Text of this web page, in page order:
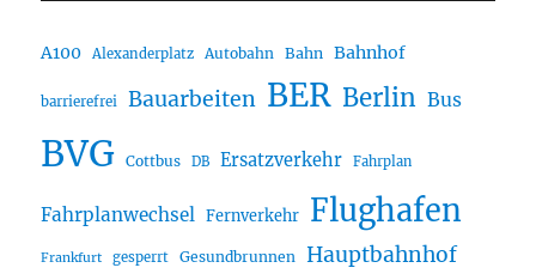
A100 Alexanderplatz Autobahn Bahn Bahnhof
barrierefrei Bauarbeiten BER Berlin Bus
BVG Cottbus DB Ersatzverkehr Fahrplan
Fahrplanwechsel Fernverkehr Flughafen
Frankfurt gesperrt Gesundbrunnen Hauptbahnhof